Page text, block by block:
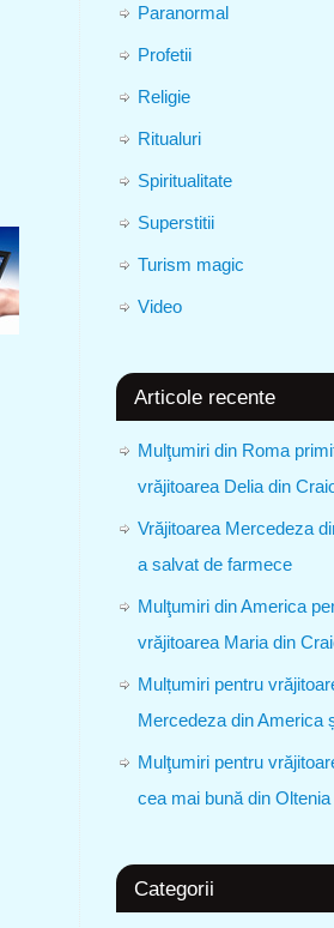
Paranormal
Profetii
Religie
Ritualuri
Spiritualitate
Superstitii
Turism magic
Video
Articole recente
Mulţumiri din Roma
vrăjitoarea Delia din
Vrăjitoarea Mercedeza
a salvat de farmece
Mulţumiri din America
vrăjitoarea Maria din
Mulțumiri pentru
Mercedeza din America
Mulţumiri pentru
cea mai bună din Oltenia
Categorii